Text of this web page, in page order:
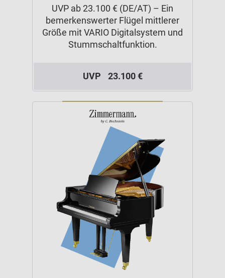
UVP ab 23.100 € (DE/AT) – Ein
bemerkenswerter Flügel mittlerer
Größe mit VARIO Digitalsystem und
Stummschaltfunktion.
UVP 23.100 €